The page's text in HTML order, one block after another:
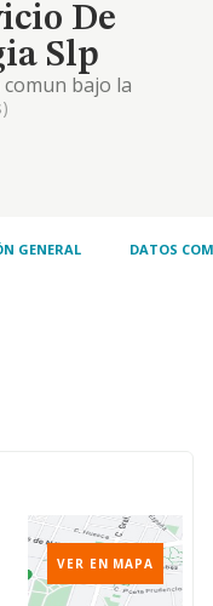
De
Slp
bajo la
con atribucion
y obligaciones
como titular de
con el client
GENERAL DATOS
VER EN MAPA